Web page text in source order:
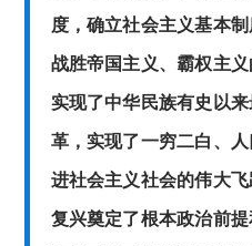
度，确立社会主义基本
战胜帝国主义、霸权主
实现了中华民族有史以
革，实现了一穷二白、
进社会主义社会的伟大
复兴奠定了根本政治前